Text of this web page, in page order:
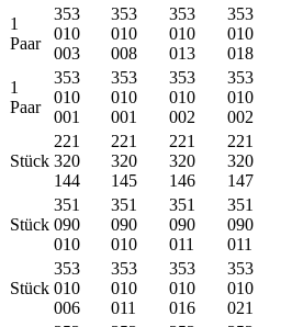
1
Paar
353
010
003
353
010
008
353
010
013
353
010
018
1
Paar
353
010
001
353
010
001
353
010
002
353
010
002
Stück
221
320
144
221
320
145
221
320
146
221
320
147
Stück
351
090
010
351
090
010
351
090
011
351
090
011
Stück
353
010
006
353
010
011
353
010
016
353
010
021